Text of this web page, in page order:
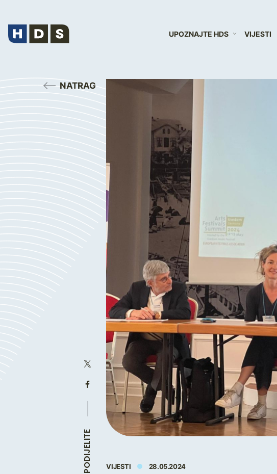
UPOZNAJTE HDS VIJESTI
NATRAG
PODIJELITE VIJESTI 28.05.2024